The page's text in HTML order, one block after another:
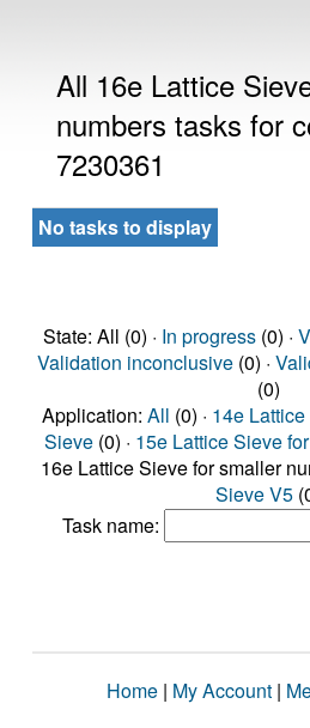
All 16e Lattice
numbers tasks for
7230361
No tasks to display
State: All (0) · In progress(0) ·
Validation inconclusive(0) ·
(0)
Application: All (0) · 14e
Sieve (0) · 15e Lattice Sieve
16e Lattice Sieve for smaller
Sieve V5
Task name:
Home | My Account |